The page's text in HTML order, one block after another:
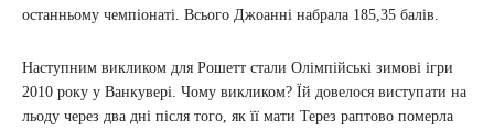
останньому чемпіонаті. Всього Джоанні набрала 185,35 балів.
Наступним викликом для Рошетт стали Олімпійські зимові ігри
2010 року у Ванкувері. Чому викликом? Їй довелося виступати на
льоду через два дні після того, як її мати Терез раптово померла